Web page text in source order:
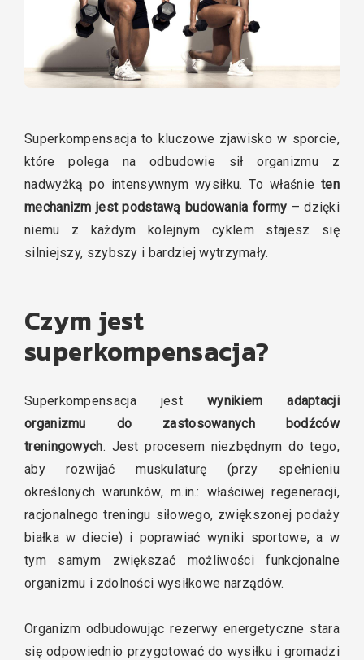
Superkompensacja to kluczowe zjawisko w sporcie,
które polega na odbudowie sił organizmu z
nadwyżką po intensywnym wysiłku. To właśnieten
mechanizm jest podstawą budowania formy – dzięki
niemu z każdym kolejnym cyklem stajesz się
silniejszy, szybszy i bardziej wytrzymały.
Czym jest
superkompensacja?
Superkompensacja jest wynikiem adaptacji
organizmu do zastosowanych bodźców
treningowych. Jest procesem niezbędnym do tego,
aby rozwijać muskulaturę (przy spełnieniu
określonych warunków, m.in.: właściwej regeneracji,
racjonalnego treningu siłowego, zwiększonej podaży
białka w diecie) i poprawiać wyniki sportowe, a w
tym samym zwiększać możliwości funkcjonalne
organizmu i zdolności wysiłkowe narządów.
Organizm odbudowując rezerwy energetyczne stara
się odpowiednio przygotować do wysiłku i gromadzi